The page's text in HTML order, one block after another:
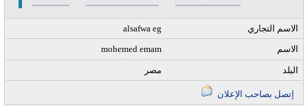
alsafwa eg
الاسم التجاري
mohemed emam
الاسم
مصر البلد